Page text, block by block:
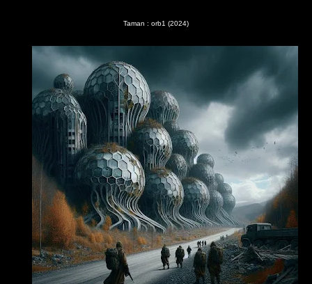
Taman : orb1 (2024)